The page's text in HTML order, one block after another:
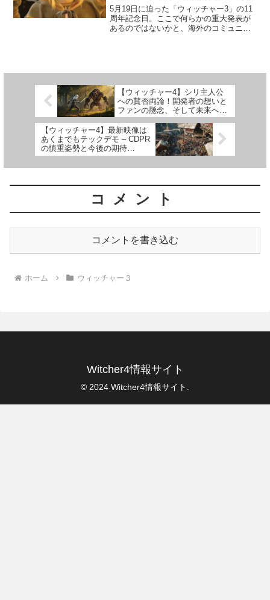
み解く次回作への布石
5月19日に迫った「ウィッチャー3」の11
周年記念日。ここで何らかの重大発表が
あるのではないかと、海外のコミュニテ
【ウィッチャー4】シリ主人公
への賛否両論！開発者の想いと
ファンの懸念、そして未来への
提案【Witcher4】
【ウィッチャー4】最新映像は
あくまでもテックデモ – CDPR
の慎重姿勢と今後の期待
【Witcher4】
コメント
コメントを書き込む
ホーム ウィッチャー３
Witcher4情報サイト
© 2024 Witcher4情報サイト.